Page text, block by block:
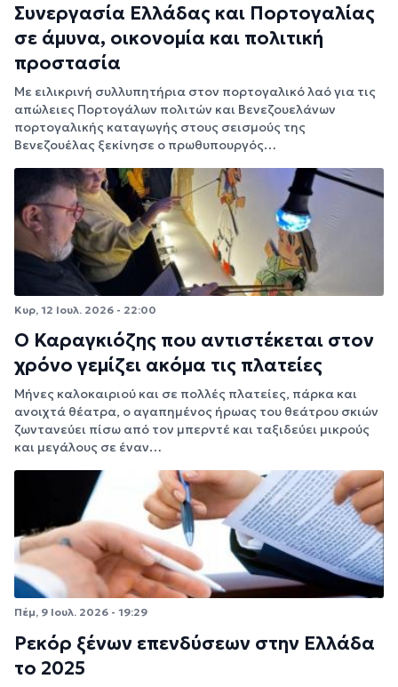
Συνεργασία Ελλάδας και Πορτογαλίας
σε άμυνα, οικονομία και πολιτική
προστασία
Με ειλικρινή συλλυπητήρια στον πορτογαλικό λαό για τις
απώλειες Πορτογάλων πολιτών και Βενεζουελάνων
πορτογαλικής καταγωγής στους σεισμούς της
Βενεζουέλας ξεκίνησε ο πρωθυπουργός…
Κυρ, 12 Ιουλ. 2026 - 22:00
Ο Καραγκιόζης που αντιστέκεται στον
χρόνο γεμίζει ακόμα τις πλατείες
Μήνες καλοκαιριού και σε πολλές πλατείες, πάρκα και
ανοιχτά θέατρα, ο αγαπημένος ήρωας του θεάτρου σκιών
ζωντανεύει πίσω από τον μπερντέ και ταξιδεύει μικρούς
και μεγάλους σε έναν…
Πέμ, 9 Ιουλ. 2026 - 19:29
Ρεκόρ ξένων επενδύσεων στην Ελλάδα
το 2025